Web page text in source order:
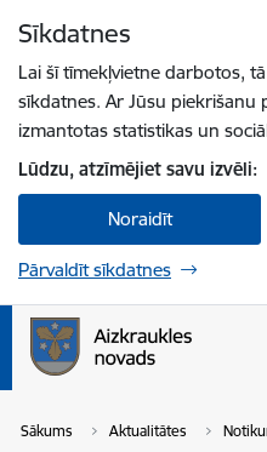
Sīkdatnes
Lai šī tīmekļvietne darbotos,
sīkdatnes. Ar Jūsu piekrišanu
izmantotas statistikas un
Lūdzu, atzīmējiet savu izvēli:
Noraidīt
Pārvaldīt sīkdatnes
Sākums Aktualitātes